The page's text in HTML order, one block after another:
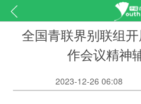
全国青联界别联组
作会议精神
2023-12-26 06:08